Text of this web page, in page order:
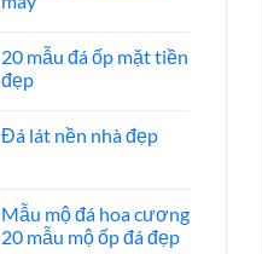
bình
luận
ở
đá
20 mẫu đá ốp mặt tiền
đẹp
bình
đá
ốp
mặt
Đá lát nền nhà đẹp
luận
ở
Đá
Mẫu mộ đá hoa cương
20 mẫu mộ ốp đá đẹp